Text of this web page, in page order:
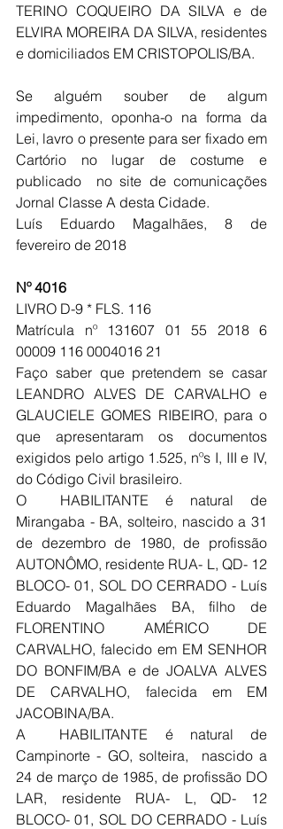
TERINO COQUEIRO DA SILVA e de
ELVIRA MOREIRA DA SILVA, residentes
e domiciliados EM CRISTOPOLIS/BA.
Se alguém souber de algum
impedimento, oponha-o na forma da
Lei, lavro o presente para ser fixado em
Cartório no lugar de costume e
publicado  no site de comunicações
Jornal Classe A desta Cidade.
Luís Eduardo Magalhães, 8 de
fevereiro de 2018
Nº 4016
LIVRO D-9 * FLS. 116
Matrícula nº 131607 01 55 2018 6
00009 116 0004016 21
Faço saber que pretendem se casar
LEANDRO ALVES DE CARVALHO e
GLAUCIELE GOMES RIBEIRO, para o
que apresentaram os documentos
exigidos pelo artigo 1.525, nºs I, III e IV,
do Código Civil brasileiro.
O  HABILITANTE é natural de
Mirangaba - BA, solteiro, nascido a 31
de dezembro de 1980, de profissão
AUTONÔMO, residente RUA- L, QD- 12
BLOCO- 01, SOL DO CERRADO - Luís
Eduardo Magalhães BA, filho de
FLORENTINO AMÉRICO DE
CARVALHO, falecido em EM SENHOR
DO BONFIM/BA e de JOALVA ALVES
DE CARVALHO, falecida em EM
JACOBINA/BA.
A  HABILITANTE é natural de
Campinorte - GO, solteira,  nascido a
24 de março de 1985, de profissão DO
LAR, residente RUA- L, QD- 12
BLOCO- 01, SOL DO CERRADO - Luís